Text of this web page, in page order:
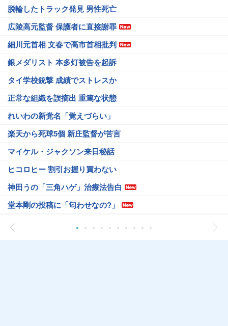
脱輪したトラック発見 男性死亡
広陵高元監督 保護者に直接謝罪
細川元首相 文春で高市首相批判
銀メダリスト 本多灯被告を起訴
タイ学校銃撃 成績でストレスか
正常な組織を誤摘出 重篤な状態
れいわの新党名「覚えづらい」
楽天から死球5個 新庄監督が苦言
マイケル・ジャクソン来日秘話
ヒコロヒー 割引お握り買わない
神田うの「三角ハゲ」治療法告白
堂本剛の投稿に「匂わせなの?」